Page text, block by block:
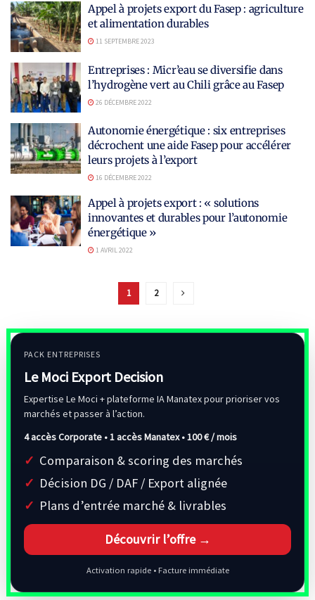
Appel à projets export du Fasep : agriculture
et alimentation durables
11 SEPTEMBRE 2023
Entreprises : Micr’eau se diversifie dans
l’hydrogène vert au Chili grâce au Fasep
26 DÉCEMBRE 2022
Autonomie énergétique : six entreprises
décrochent une aide Fasep pour accélérer
leurs projets à l’export
16 DÉCEMBRE 2022
Appel à projets export : « solutions
innovantes et durables pour l’autonomie
énergétique »
1 AVRIL 2022
1 2
PACK ENTREPRISES
Le Moci Export Decision
Expertise Le Moci + plateforme IA Manatex pour prioriser vos
marchés et passer à l’action.
4 accès Corporate • 1 accès Manatex •100 € / mois
Comparaison & scoring des marchés
Décision DG / DAF / Export alignée
Plans d’entrée marché & livrables
Découvrir l’offre →
Activation rapide • Facture immédiate